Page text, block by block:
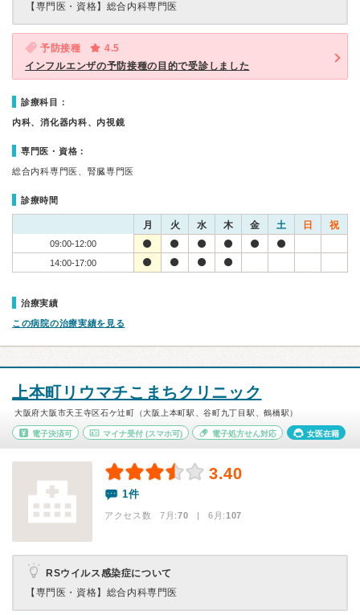
【専門医・資格】 総合内科専門医
予防接種
4.5
インフルエンザの予防接種の目的で受診しました
診療科目：
内科、消化器内科、内視鏡
専門医・資格：
総合内科専門医、腎臓専門医
診療時間
月 火 水 木 金 土 日 祝
09:00-12:00
14:00-17:00
治療実績
この病院の治療実績を見る
上本町リウマチこまちクリニック
大阪府大阪市天王寺区石ケ辻町（大阪上本町駅、谷町九丁目駅、鶴橋駅）
電子決済可 マイナ受付(スマホ可) 電子処方せん対応 女医在籍
3.40
1件
アクセス数 7月:70 | 6月:107
RSウイルス感染症について
【専門医・資格】 総合内科専門医